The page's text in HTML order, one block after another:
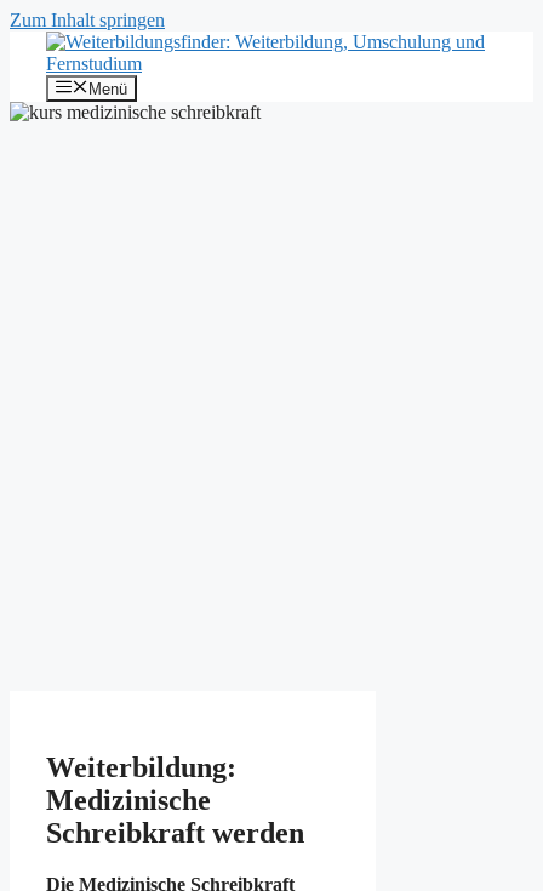
Zum Inhalt springen
Menü
Weiterbildung:
Medizinische
Schreibkraft werden
Die Medizinische Schreibkraft